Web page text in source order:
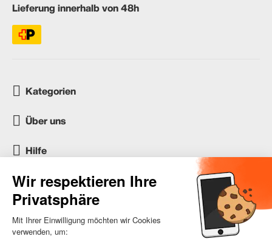
Lieferung innerhalb von 48h
Kategorien
Über uns
Hilfe
Kundenservice
occasion.migros.mobile@recommerce.com
Montag-Freitag 08:00-17:00